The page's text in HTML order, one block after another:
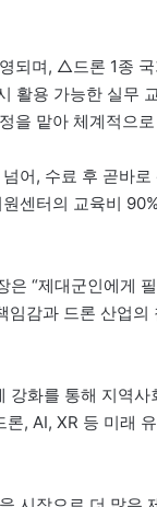
영되며, △드론 1종
활용 가능한 실무
을 맡아 체계적으
어, 수료 후 곧바
센터의 교육비
“제대군인에게
임감과 드론 산업
강화를 통해 지역
, AI, XR 등 미래